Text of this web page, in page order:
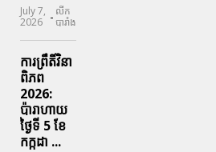
July 7,
2026 - លីក
បារាំង
ការព្រឹតិ៍វិនា
ពិភព
2026:
ប៉ារាហាយ
ថ្ងៃទី 5 ខែ
កក្កដា ...